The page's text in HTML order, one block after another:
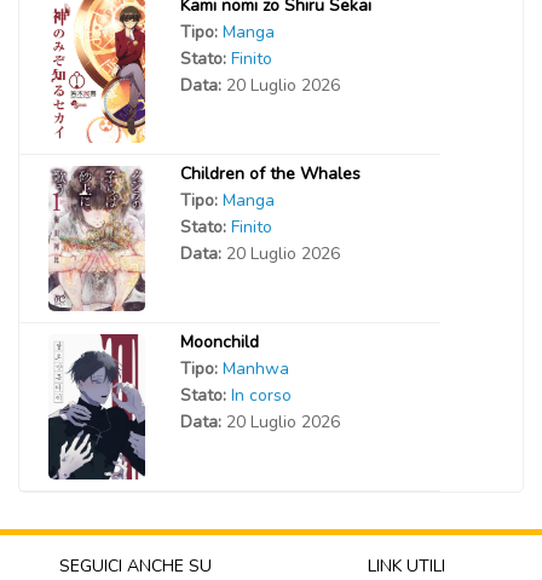
Kami nomi zo Shiru Sekai
Tipo: Manga
Stato: Finito
Data: 20 Luglio 2026
Children of the Whales
Tipo: Manga
Stato: Finito
Data: 20 Luglio 2026
Moonchild
Tipo: Manhwa
Stato: In corso
Data: 20 Luglio 2026
SEGUICI ANCHE SU LINK UTILI